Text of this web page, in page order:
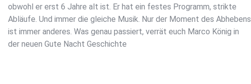
obwohl er erst 6 Jahre alt ist. Er hat ein festes Programm, strikte
Abläufe. Und immer die gleiche Musik. Nur der Moment des Abhebens
ist immer anderes. Was genau passiert, verrät euch Marco König in
der neuen Gute Nacht Geschichte